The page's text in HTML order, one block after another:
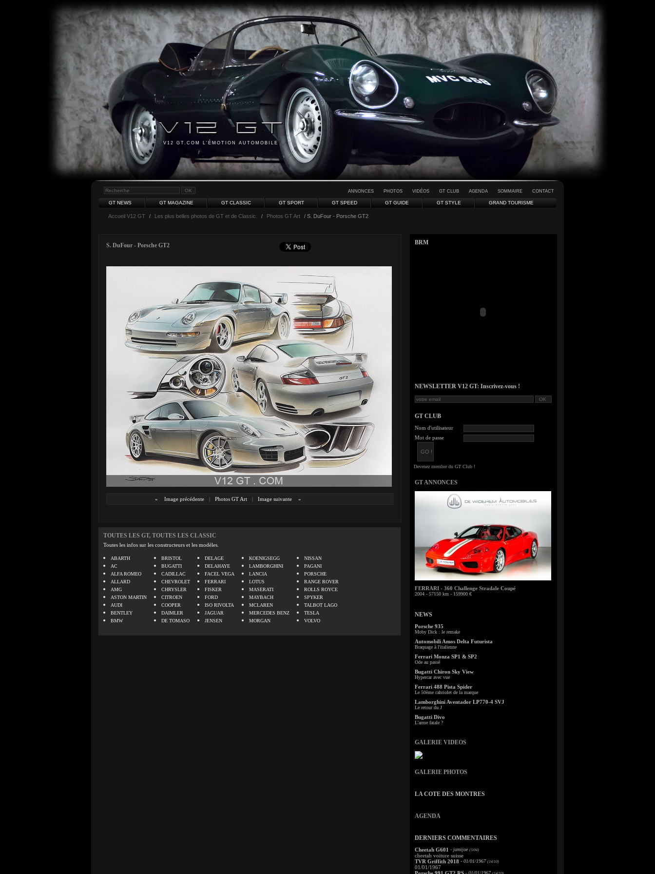
V12 GT.COM L'ÉMOTION AUTOMOBILE
ANNONCES PHOTOS VIDÉOS GT CLUB AGENDA SOMMAIRE CONTACT
GT NEWS GT MAGAZINE GT CLASSIC GT SPORT GT SPEED GT GUIDE GT STYLE GRAND TOURISME
Accueil V12 GT / Les plus belles photos de GT et de Classic. / Photos GT Art / S. DuFour - Porsche GT2
S. DuFour - Porsche GT2
« Image précédente | Photos GT Art | Image suivante »
TOUTES LES GT, TOUTES LES CLASSIC
Toutes les infos sur les constructeurs et les modèles.
ABARTH
AC
ALFA ROMEO
ALLARD
AMG
ASTON MARTIN
AUDI
BENTLEY
BMW
BRISTOL
BUGATTI
CADILLAC
CHEVROLET
CHRYSLER
CITROEN
COOPER
DAIMLER
DE TOMASO
DELAGE
DELAHAYE
FACEL VEGA
FERRARI
FISKER
FORD
ISO RIVOLTA
JAGUAR
JENSEN
KOENIGSEGG
LAMBORGHINI
LANCIA
LOTUS
MASERATI
MAYBACH
MCLAREN
MERCEDES BENZ
MORGAN
NISSAN
PAGANI
PORSCHE
RANGE ROVER
ROLLS ROYCE
SPYKER
TALBOT LAGO
TESLA
VOLVO
BRM
NEWSLETTER V12 GT: Inscrivez-vous !
GT CLUB
Nom d'utilisateur
Mot de passe
GT ANNONCES
FERRARI - 360 Challenge Stradale Coupé
2004 - 57150 km - 159900 €
NEWS
Porsche 935
Moby Dick : le remake
Automobili Amos Delta Futurista
Braquage à l'italienne
Ferrari Monza SP1 & SP2
Ode au passé
Bugatti Chiron Sky View
Hypercar avec vue
Ferrari 488 Pista Spider
Le 50ème cabriolet de la marque
Lamborghini Aventador LP770-4 SVJ
Le retour du J
Bugatti Divo
L'arme fatale ?
GALERIE VIDEOS
GALERIE PHOTOS
LA COTE DES MONTRES
AGENDA
DERNIERS COMMENTAIRES
Cheetah G601 - jamijoe (5/04)
cheetah voiture suisse
TVR Griffith 2018 - 01/01/1967 (14/10)
01/01/1967
- 01/01/1967